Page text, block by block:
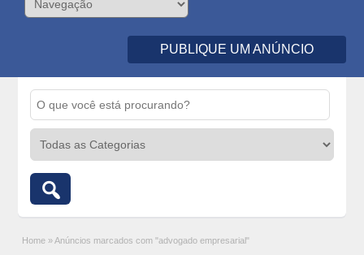
PUBLIQUE UM ANÚNCIO
Home » Anúncios marcados com "advogado empresarial"